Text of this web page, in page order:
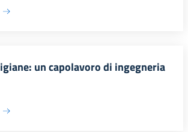
un capolavoro di ingegneria